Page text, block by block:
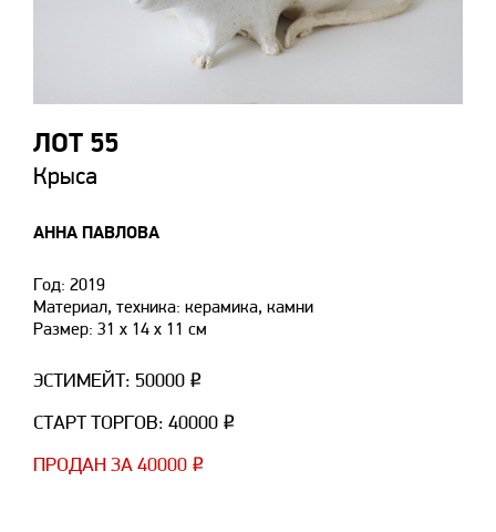
АННА ПАВЛОВА
Крыса
ЛОТ 55
Год: 2019
Материал, техника: керамика, камни
Размер: 31 х 14 х 11 см
ЭСТИМЕЙТ: 50000 ₽
СТАРТ ТОРГОВ: 40000 ₽
ПРОДАН ЗА 40000 ₽